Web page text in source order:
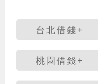
台北借錢+
桃園借錢+